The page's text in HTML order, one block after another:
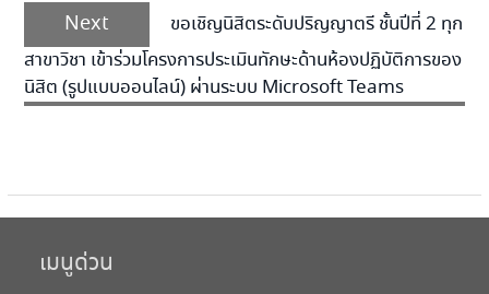
Next
Next
post:
ขอเชิญนิสิตระดับปริญญาตรี ชั้นปีที่ 2 ทุก
สาขาวิชา เข้าร่วมโครงการประเมินทักษะด้านห้องปฏิบัติการของ
นิสิต (รูปแบบออนไลน์) ผ่านระบบ Microsoft Teams
เมนูด่วน